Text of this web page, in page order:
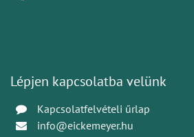
Lépjen kapcsolatba velünk
Kapcsolatfelvételi űrlap
info@eickemeyer.hu